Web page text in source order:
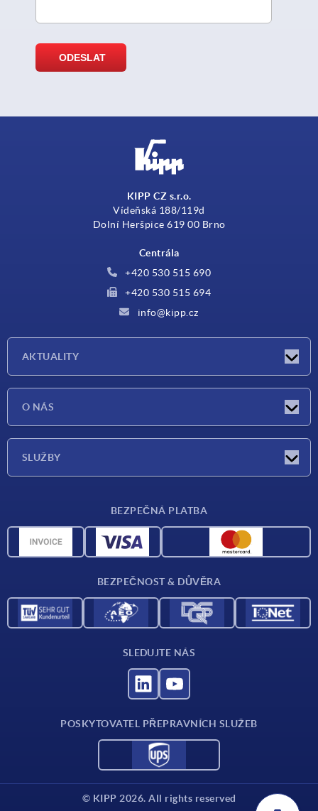
KIPP CZ s.r.o.
Vídeňská 188/119d
Dolní Heršpice 619 00 Brno
Centrála
+420 530 515 690
+420 530 515 694
info@kipp.cz
AKTUALITY
O NÁS
SLUŽBY
CAD data
BEZPEČNÁ PLATBA
BEZPEČNOST & DŮVĚRA
SLEDUJTE NÁS
POSKYTOVATEL PŘEPRAVNÍCH SLUŽEB
© KIPP 2026. All rights reserved